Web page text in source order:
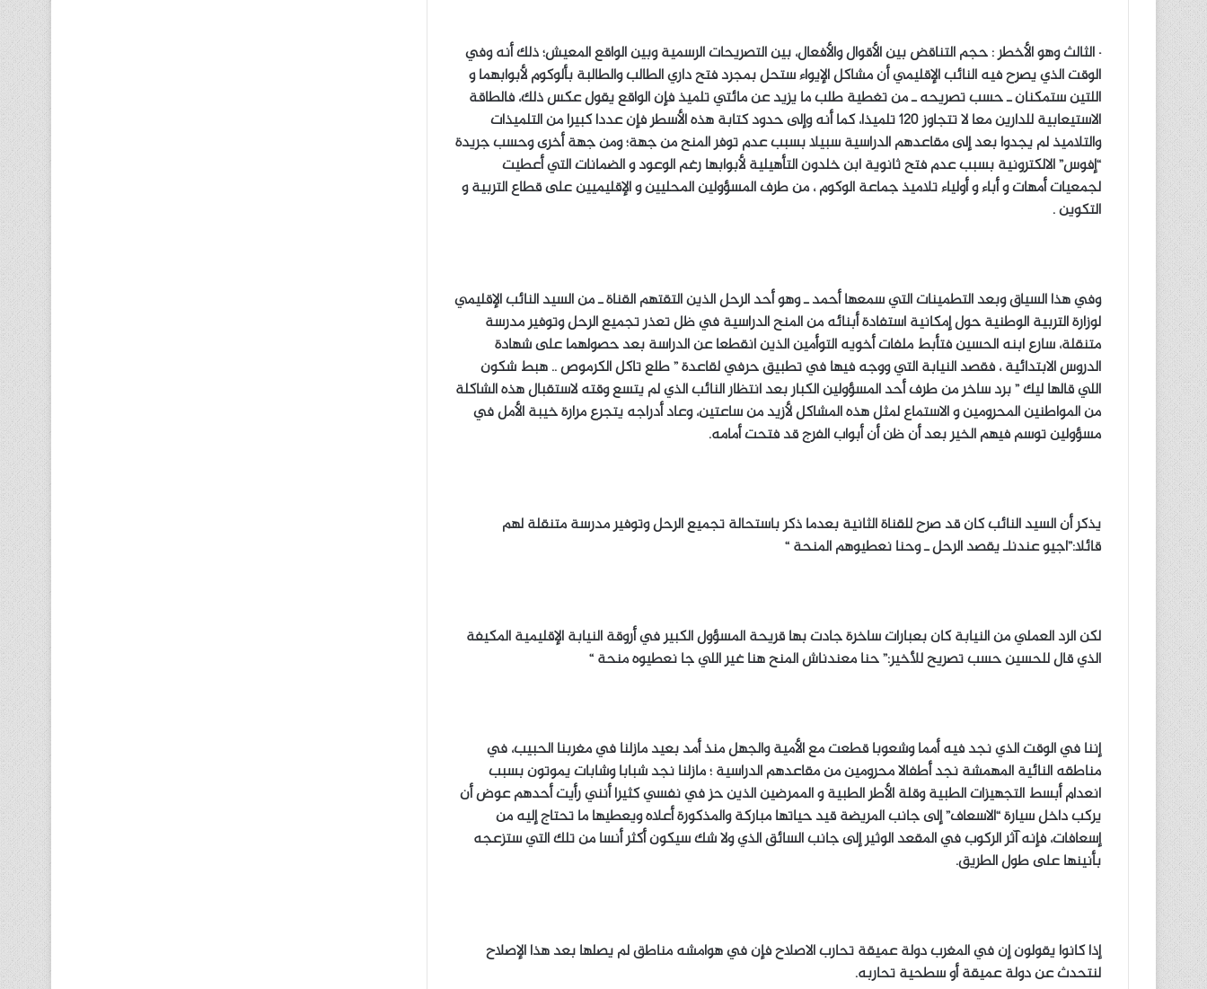
· الثالث وهو الأخطر : حجم التناقض بين الأقوال والأفعال، بين التصريحات الرسمية وبين الواقع المعيش؛ ذلك أنه وفي
الوقت الذي يصرح فيه النائب الإقليمي أن مشاكل الإيواء ستحل بمجرد فتح داري الطالب والطالبة بألوكوم لأبوابهما و
اللتين ستمكنان ـ حسب تصريحه ـ من تغطية طلب ما يزيد عن مائتي تلميذ فإن الواقع يقول عكس ذلك، فالطاقة
الاستيعابية للدارين معا لا تتجاوز 120 تلميذا، كما أنه وإلى حدود كتابة هذه الأسطر فإن عددا كبيرا من التلميذات
والتلاميذ لم يجدوا بعد إلى مقاعدهم الدراسية سبيلا بسبب عدم توفر المنح من جهة؛ ومن جهة أخرى وحسب جريدة
“إفوس” الالكترونية بسبب عدم فتح ثانوية ابن خلدون التأهيلية لأبوابها رغم الوعود و الضمانات التي أعطيت
لجمعيات أمهات و أباء و أولياء تلاميذ جماعة الوكوم ، من طرف المسؤولين المحليين و الإقليميين على قطاع التربية و
التكوين .
وفي هذا السياق وبعد التطمينات التي سمعها أحمد ـ وهو أحد الرحل الذين التقتهم القناة ـ من السيد النائب الإقليمي
لوزارة التربية الوطنية حول إمكانية استفادة أبنائه من المنح الدراسية في ظل تعذر تجميع الرحل وتوفير مدرسة
متنقلة، سارع ابنه الحسين فتأبط ملفات أخويه التوأمين الذين انقطعا عن الدراسة بعد حصولهما على شهادة
الدروس الابتدائية ، فقصد النيابة التي ووجه فيها في تطبيق حرفي لقاعدة ” طلع تاكل الكرموص .. هبط شكون
اللي قالها ليك ” برد ساخر من طرف أحد المسؤولين الكبار بعد انتظار النائب الذي لم يتسع وقته لاستقبال هذه الشاكلة
من المواطنين المحرومين و الاستماع لمثل هذه المشاكل لأزيد من ساعتين، وعاد أدراجه يتجرع مرارة خيبة الأمل في
مسؤولين توسم فيهم الخير بعد أن ظن أن أبواب الفرج قد فتحت أمامه.
يذكر أن السيد النائب كان قد صرح للقناة الثانية بعدما ذكر باستحالة تجميع الرحل وتوفير مدرسة متنقلة لهم
قائلا:”اجيو عندناـ يقصد الرحل ـ وحنا نعطيوهم المنحة “
لكن الرد العملي من النيابة كان بعبارات ساخرة جادت بها قريحة المسؤول الكبير في أروقة النيابة الإقليمية المكيفة
الذي قال للحسين حسب تصريح للأخير:” حنا معندناش المنح هنا غير اللي جا نعطيوه منحة “
إننا في الوقت الذي نجد فيه أمما وشعوبا قطعت مع الأمية والجهل منذ أمد بعيد مازلنا في مغربنا الحبيب، في
مناطقه النائية المهمشة نجد أطفالا محرومين من مقاعدهم الدراسية ؛ مازلنا نجد شبابا وشابات يموتون بسبب
انعدام أبسط التجهيزات الطبية وقلة الأطر الطبية و الممرضين الذين حز في نفسي كثيرا أنني رأيت أحدهم عوض أن
يركب داخل سيارة “الاسعاف” إلى جانب المريضة قيد حياتها مباركة والمذكورة أعلاه ويعطيها ما تحتاج إليه من
إسعافات، فإنه آثر الركوب في المقعد الوثير إلى جانب السائق الذي ولا شك سيكون أكثر أنسا من تلك التي ستزعجه
بأنينها على طول الطريق.
إذا كانوا يقولون إن في المغرب دولة عميقة تحارب الاصلاح فإن في هوامشه مناطق لم يصلها بعد هذا الإصلاح
لنتحدث عن دولة عميقة أو سطحية تحاربه.